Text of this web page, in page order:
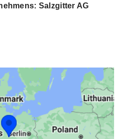
Salzgitter AG